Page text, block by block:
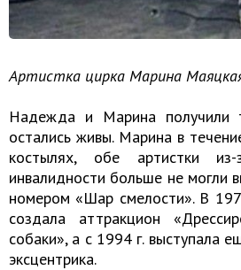
Артистка цирка Марина
Надежда и Марина получили
остались живы. Марина в
костылях, обе артистки
инвалидности больше не могли
номером «Шар смелости». В
создала аттракцион
собаки», а с 1994 г. выступала
эксцентрика.